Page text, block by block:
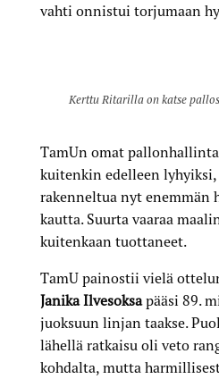
vahti onnistui torjumaan
Kerttu Ritarilla on katse
TamUn omat
kuitenkin edelleen lyhyiksi,
rakenneltua nyt enemmän
kautta. Suurta vaaraa
kuitenkaan tuottaneet.
TamU painostii vielä
Janika Ilvesoksapääsi 89.
juoksuun linjan taakse.
lähellä ratkaisu oli veto
kohdalta, mutta